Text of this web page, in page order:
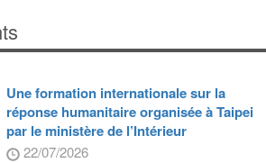
Une formation internationale sur la
réponse humanitaire organisée à Taipei
par le ministère de l’Intérieur
22/07/2026